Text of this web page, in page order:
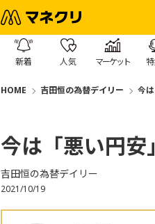
新着 人気 マーケット
HOME 吉田恒の為替デイリー 今
今は「悪い円安
吉田恒の為替デイリー
2021/10/19